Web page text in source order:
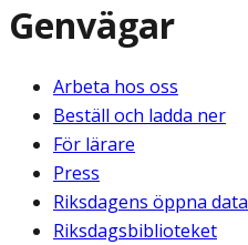
Genvägar
Arbeta hos oss
Beställ och ladda ner
För lärare
Press
Riksdagens öppna data
Riksdagsbiblioteket